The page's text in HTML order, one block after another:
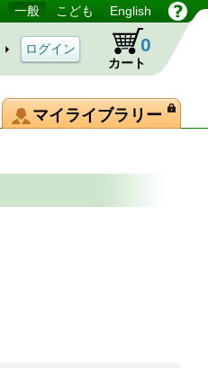
一般 こども English
カート
0
マイライブラリー